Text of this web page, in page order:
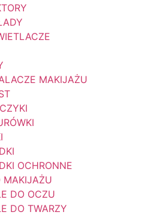
MAKIJAŻU
OCHRONNE
MAKIJAŻU
DO OCZU
DO TWARZY